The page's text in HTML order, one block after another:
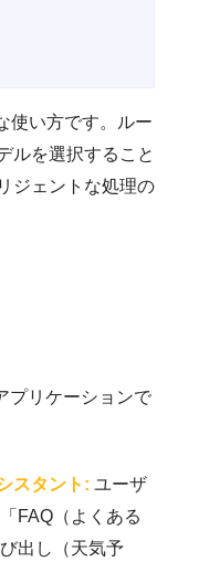
使い方です。ルー
ルを選択すること
ジェントな処理の
プリケーションで
スタント: ユーザ
FAQ（よくある
出し（天気予